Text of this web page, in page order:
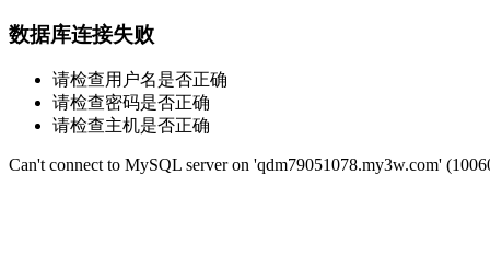
数据库连接失败
请检查用户名是否正确
请检查密码是否正确
请检查主机是否正确
Can't connect to MySQL server on 'qdm79051078.my3w.com'